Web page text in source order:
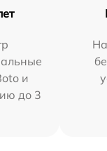
и
до 3